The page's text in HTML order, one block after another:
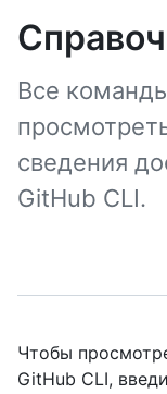
Все
сведения
GitHub CLI.
Чтобы
GitHub CLI,